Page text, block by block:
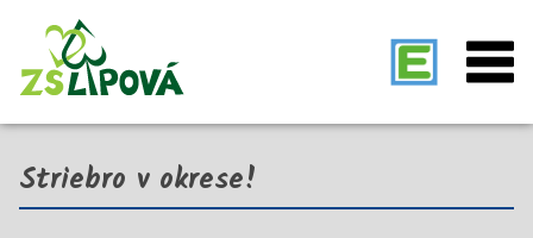
Striebro v okrese!